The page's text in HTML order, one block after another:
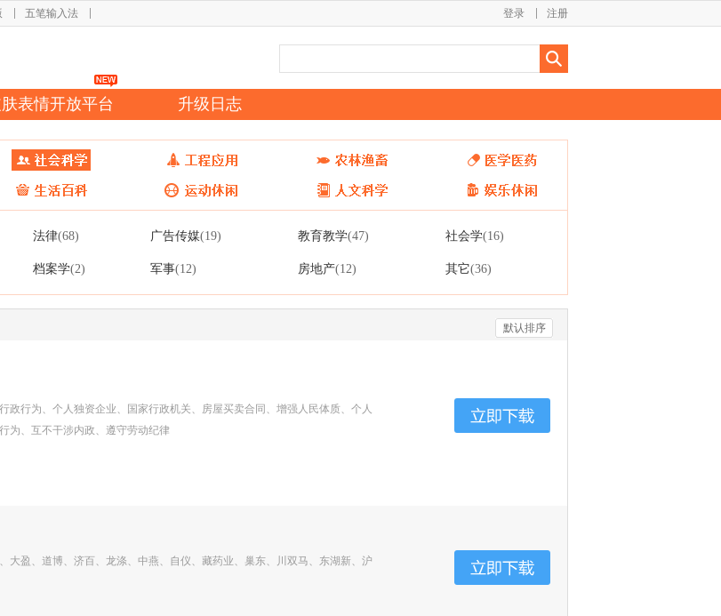
五笔输入法 注册
登录
肤表情开放平台 升级日志
法律(68) 广告传媒(19) 教育教学(47) 社会学(16)
档案学(2) 军事(12) 房地产(12) 其它(36)
默认排序
政行为、个人独资企业、国家行政机关、房屋买卖合同、增强人民体质、个人
为、互不干涉内政、遵守劳动纪律
大盈、道博、济百、龙涤、中燕、自仪、藏药业、巢东、川双马、东湖新、沪